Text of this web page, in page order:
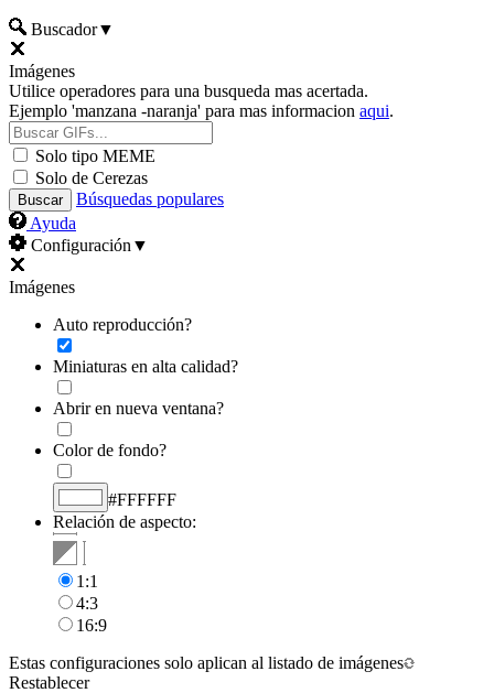
Buscador▼
Imágenes
Utilice operadores para una busqueda mas acertada.
Ejemplo 'manzana -naranja' para mas informacion aqui.
Solo tipo MEME
Solo de Cerezas
Búsquedas populares
Ayuda
Configuración ▼
Imágenes
Auto reproducción?
Miniaturas en alta calidad?
Abrir en nueva ventana?
Color de fondo?
#FFFFFF
Relación de aspecto:
1:1
4:3
16:9
Estas configuraciones solo aplican al listado de imágenes
Restablecer